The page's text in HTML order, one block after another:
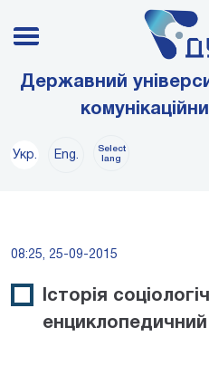
Державний
Укр. Eng.
Select
lang
08:25, 25-09-2015
Історія